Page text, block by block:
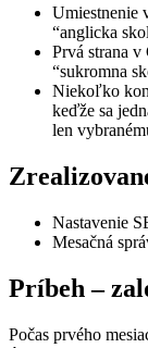
Umiestnenie
“anglicka
Prvá strana
“sukromna
Niekoľko
keďže sa
len
Nastavenie
Mesačná
Príbeh –
Počas prvého